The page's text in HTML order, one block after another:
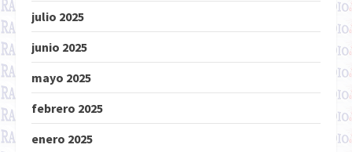
julio 2025
junio 2025
mayo 2025
febrero 2025
enero 2025